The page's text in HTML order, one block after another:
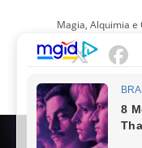
Magia, Alquimia e